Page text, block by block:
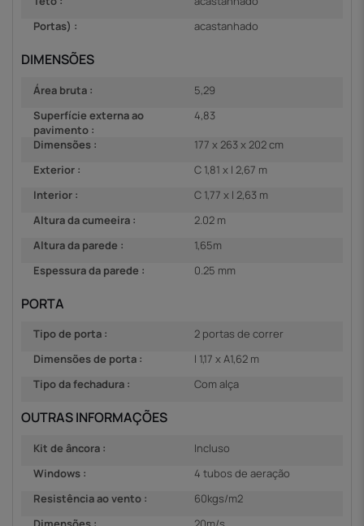
Portas) :
acastanhado
DIMENSÕES
Área bruta :
5,29
Superfície externa ao
pavimento :
4,83
Dimensões :
177 x 263 x 202 cm
Exterior :
C 1,81 x l 2,67 m
Interior :
C 1,77 x l 2,63 m
Altura da cumeeira :
2.02 m
Altura da parede :
1,65m
Espessura da parede :
0.25 mm
PORTA
Tipo de porta :
2 portas de correr
Dimensões de porta :
l 1,17 x A1,62 m
Tipo da fechadura :
Com alça
OUTRAS INFORMAÇÕES
Kit de âncora :
Incluso
Windows :
4 tubos de aeração
Resistência ao vento :
60kgs/m2